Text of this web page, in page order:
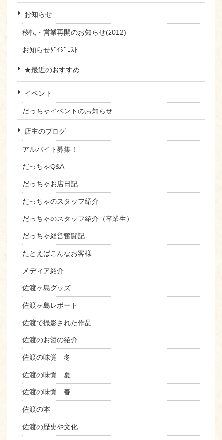
お知らせ
移転・営業再開のお知らせ(2012)
お知らせﾀﾞｲｼﾞｪｽﾄ
★最近のおすすめ
イベント
だっちゃイベントのお知らせ
店主のブログ
アルバイト募集！
だっちゃQ&A
だっちゃお店日記
だっちゃのスタッフ紹介
だっちゃのスタッフ紹介（卒業生）
だっちゃ経営奮闘記
たとえばこんなお客様
メディア紹介
佐渡ヶ島グッズ
佐渡ヶ島レポート
佐渡で撮影された作品
佐渡のお酒の紹介
佐渡の味覚 冬
佐渡の味覚 夏
佐渡の味覚 春
佐渡の本
佐渡の歴史や文化